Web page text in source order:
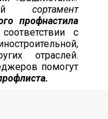
сортамент
профнастила
с
отраслей.
помогут